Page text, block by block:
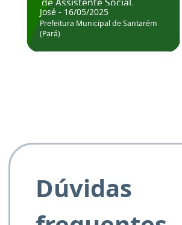
Hoje estou atuando na
Prefeitura de Santarém.
José - 16/05/2025
Prefeitura Municipal de Santarém
(Pará)
Dúvidas